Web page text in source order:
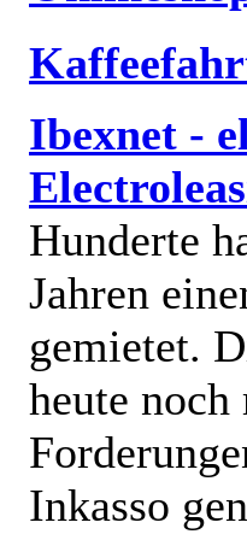
Ibexnet -
Hunderte
Jahren
gemietet.
heute
Inkasso